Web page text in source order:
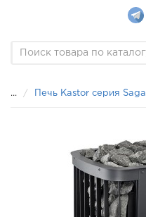
... Печь Kastor серия Saga